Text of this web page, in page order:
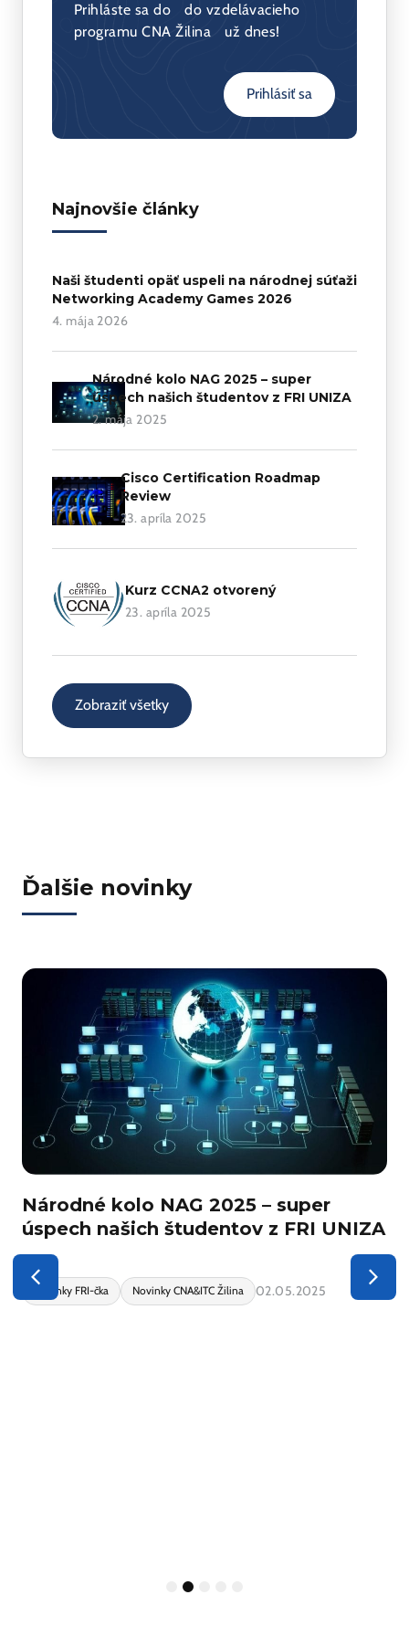
Prihláste sa do do vzdelávacieho
programu CNA Žilina už dnes!
Prihlásiť sa
Najnovšie články
Naši študenti opäť uspeli na národnej súťaži
Networking Academy Games 2026
4. mája 2026
Národné kolo NAG 2025 – super
úspech našich študentov z FRI UNIZA
2. mája 2025
Cisco Certification Roadmap
Review
23. apríla 2025
Kurz CCNA2 otvorený
23. apríla 2025
Zobraziť všetky
Ďalšie novinky
Národné kolo NAG 2025 – super
úspech našich študentov z FRI UNIZA
Novinky FRI-čka Novinky CNA&ITC Žilina 02.05.2025
5